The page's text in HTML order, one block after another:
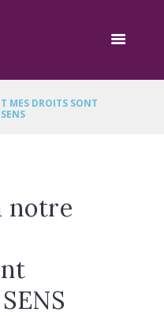
MES DROITS SONT
notre